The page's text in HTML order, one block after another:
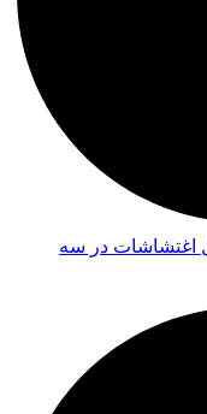
اغتشاشات در سه